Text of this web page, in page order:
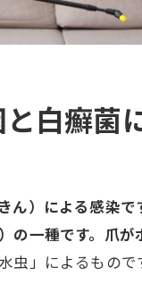
白癬菌
ん）による感染
一種です。爪
虫」によるもので